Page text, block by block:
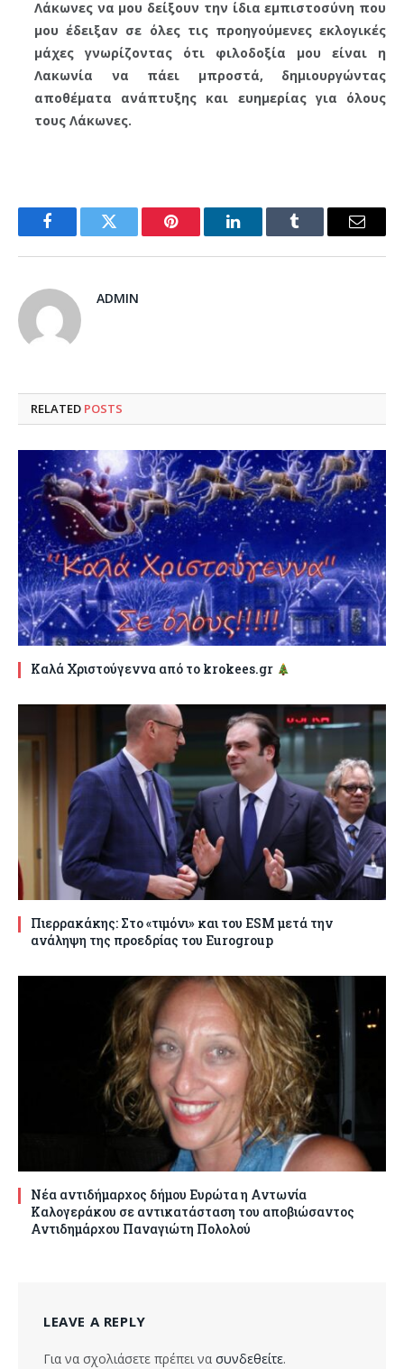
Λάκωνες να μου δείξουν την ίδια εμπιστοσύνη που
μου έδειξαν σε όλες τις προηγούμενες εκλογικές
μάχες γνωρίζοντας ότι φιλοδοξία μου είναι η
Λακωνία να πάει μπροστά, δημιουργώντας
αποθέματα ανάπτυξης και ευημερίας για όλους
τους Λάκωνες.
FacebookTwitter Pinterest LinkedInTumblr Email
ADMIN
RELATED POSTS
Καλά Χριστούγεννα από το krokees.gr
Πιερρακάκης: Στο «τιμόνι» και του ESM μετά την
ανάληψη της προεδρίας του Eurogroup
Νέα αντιδήμαρχος δήμου Ευρώτα η Αντωνία
Καλογεράκου σε αντικατάσταση του αποβιώσαντος
Αντιδημάρχου Παναγιώτη Πολολού
LEAVE A REPLY
Για να σχολιάσετε πρέπει να συνδεθείτε.